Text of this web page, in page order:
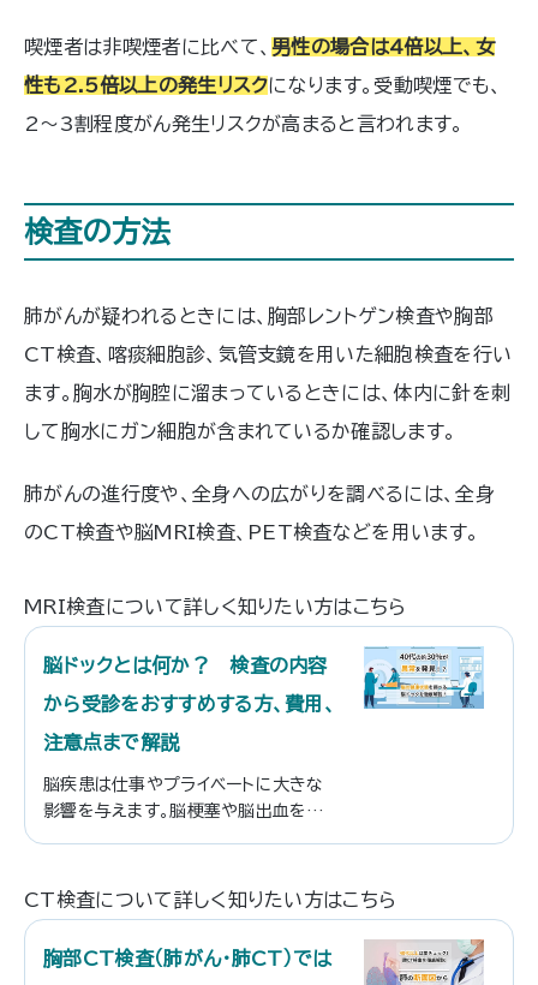
喫煙者は非喫煙者に比べて、男性の場合は4倍以上、女
性も2.5倍以上の発生リスクになります。受動喫煙でも、
2〜3割程度がん発生リスクが高まると言われます。
検査の方法
肺がんが疑われるときには、胸部レントゲン検査や胸部
CT検査、喀痰細胞診、気管支鏡を用いた細胞検査を行い
ます。胸水が胸腔に溜まっているときには、体内に針を刺
して胸水にガン細胞が含まれているか確認します。
肺がんの進行度や、全身への広がりを調べるには、全身
のCT検査や脳MRI検査、PET検査などを用います。
MRI検査について詳しく知りたい方はこちら
脳ドックとは何か？ 検査の内容
から受診をおすすめする方、費用、
注意点まで解説
脳疾患は仕事やプライベートに大きな
影響を与えます。脳梗塞や脳出血を発
態を把握することができ、早期発見、早
期治療のために有用な検査です。この
ることができる疾患、特に受診をおすす
CT検査について詳しく知りたい方はこちら
胸部CT検査（肺がん・肺CT）では